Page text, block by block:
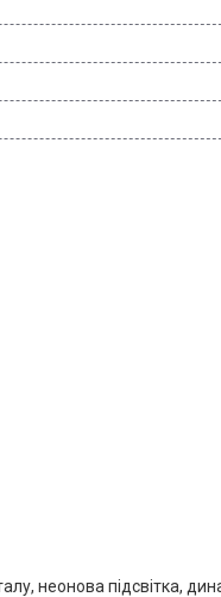
неонова підсвітка,